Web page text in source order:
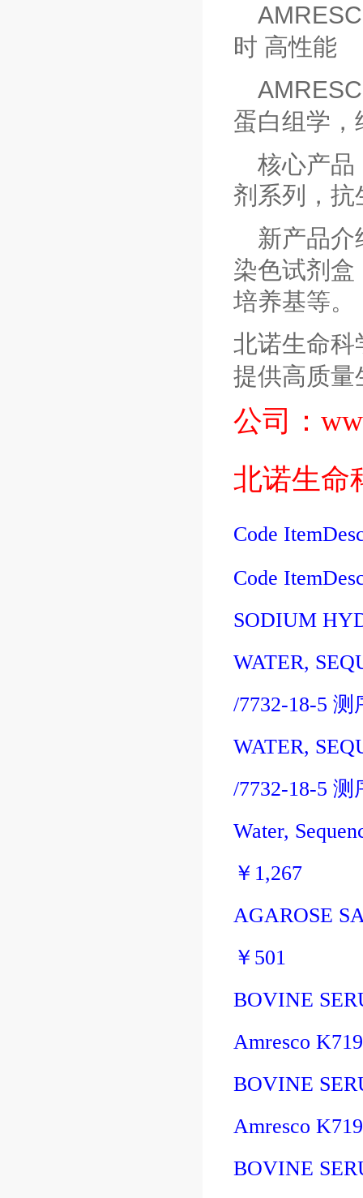
时 高性
蛋白组学
核心产品
剂系列，
新产品介
染色试剂盒
培养基等。
北诺生命科
提供高质量
公司：
北诺生命
Code
Code
SODIUM
WATER,
/7732-18-5 测
WATER,
/7732-18-5 测
Water,
￥ 1,267
AGAROSE
￥ 501
BOVINE
Amresco
BOVINE
Amresco
BOVINE